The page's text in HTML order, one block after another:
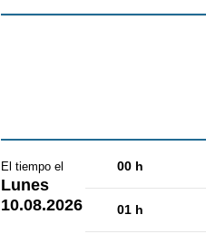
El tiempo el
Lunes
10.08.2026
00 h
01 h